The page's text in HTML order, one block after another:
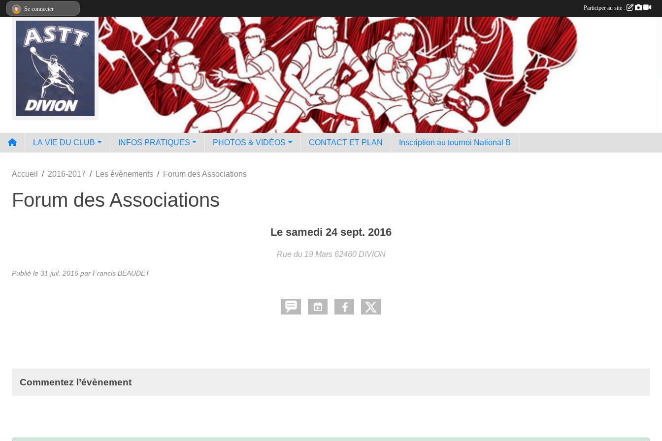
LA VIE DU CLUB INFOS PRATIQUES PHOTOS & VIDÉOS CONTACT ET PLAN Inscription au tournoi National B
Accueil 2016-2017 Les évènements Forum des Associations
Forum des Associations
Le samedi 24 sept. 2016
Rue du 19 Mars 62460 DIVION
Publié le 31 juil. 2016 par Francis BEAUDET
Commentez l’évènement
Se connecter Participer au site :
Panneau de gestion des cookies